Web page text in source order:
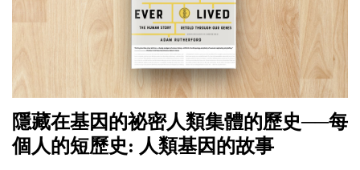
隱藏在基因的祕密人類集體的歷史──每
個人的短歷史: 人類基因的故事